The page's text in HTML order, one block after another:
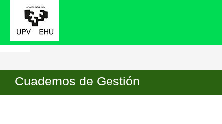
Cuadernos de Gestión
Inicio Archivos Vol. 25 Núm. 1 (2025)